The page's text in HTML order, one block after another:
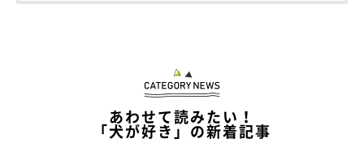
あわせて読みたい！
「犬が好き」の新着記事